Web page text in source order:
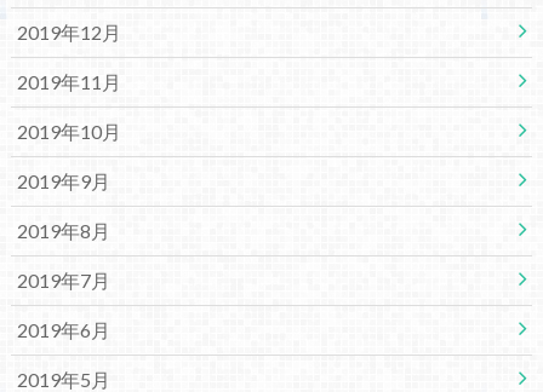
2019年12月
2019年11月
2019年10月
2019年9月
2019年8月
2019年7月
2019年6月
2019年5月